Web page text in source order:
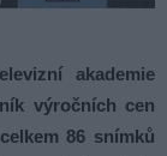
akademie
výročních cen
86 snímků